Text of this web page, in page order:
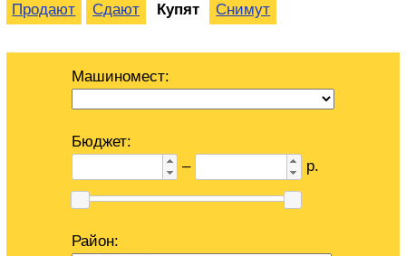
Продают Сдают Купят Снимут
Машиномест:
Бюджет:
–
р.
Район: